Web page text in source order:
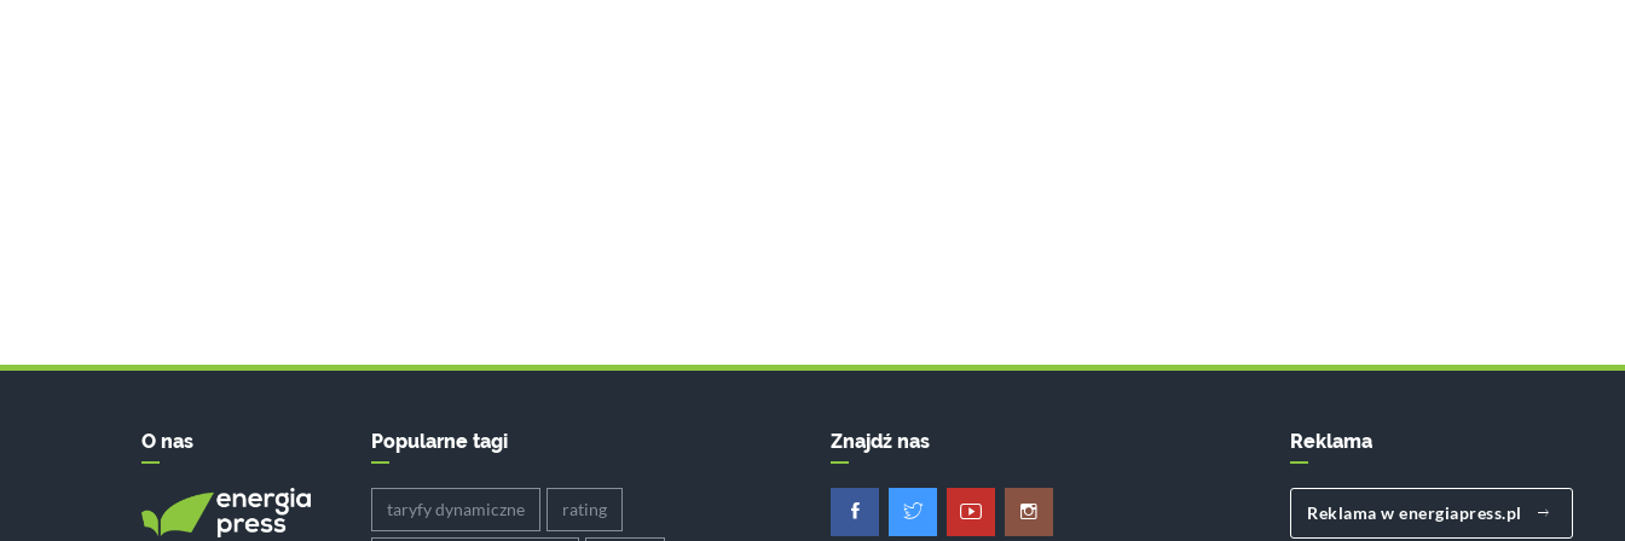
O nas Popularne tagi
taryfy dynamiczne rating
Znajdź nas Reklama
Reklama w energiapress.pl